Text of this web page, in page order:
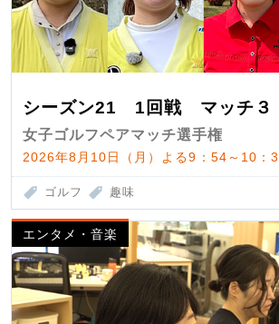
シーズン21 1回戦 マッチ３
女子ゴルフペアマッチ選手権
2026年8月10日（月）よる9：54～10：
ゴルフ 趣味
エンタメ・音楽